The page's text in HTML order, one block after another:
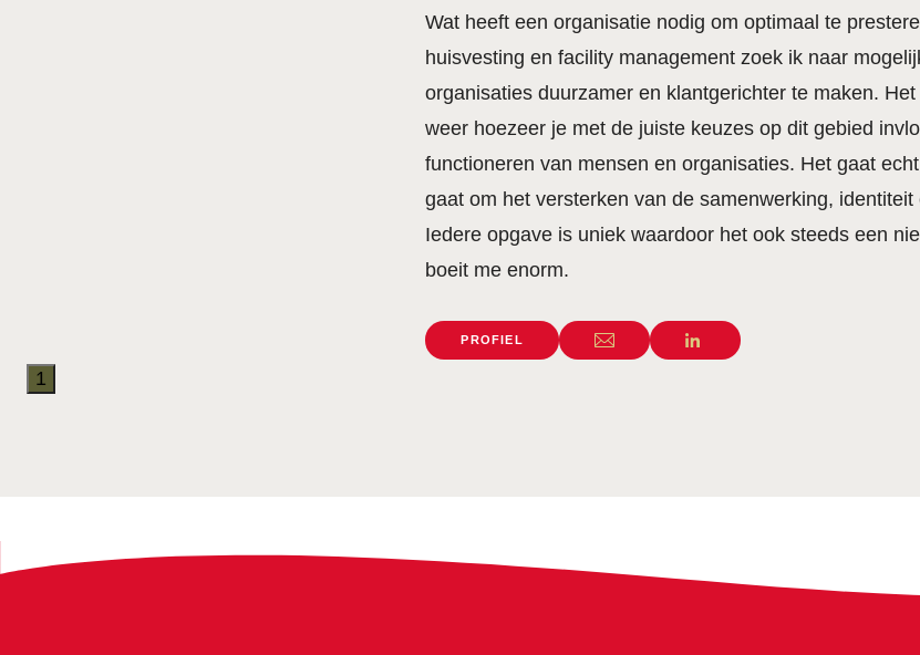
Wat heeft een organisatie nodig om optimaal te
huisvesting en facility management zoek ik naar
organisaties duurzamer en klantgerichter te maken.
weer hoezeer je met de juiste keuzes op dit gebied
functioneren van mensen en organisaties. Het gaat
gaat om het versterken van de samenwerking,
Iedere opgave is uniek waardoor het ook steeds een
boeit me enorm.
PROFIEL
1